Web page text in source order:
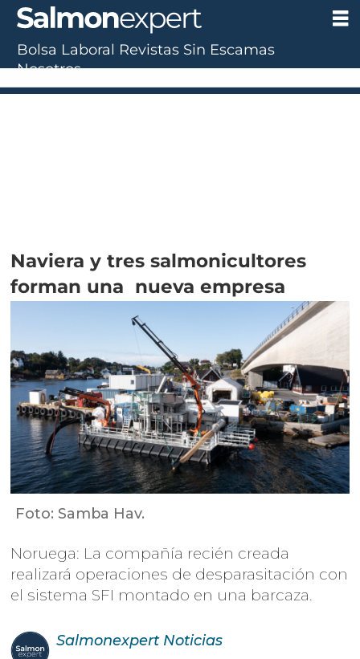
Naviera y tres salmonicultores
forman una nueva empresa
Foto: Samba Hav.
Noruega: La compañía recién creada
realizará operaciones de desparasitación con
el sistema SFI montado en una barcaza.
Salmonexpert Noticias
Bolsa Laboral Revistas Sin Escamas
Nosotros